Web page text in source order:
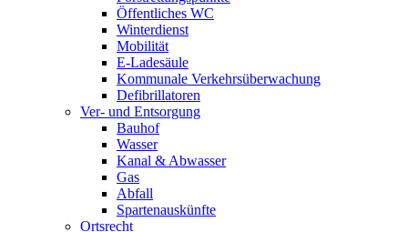
Öffentliches WC
Winterdienst
Mobilität
E-Ladesäule
Kommunale Verkehrsüberwachung
Defibrillatoren
Ver- und Entsorgung
Bauhof
Wasser
Kanal & Abwasser
Gas
Abfall
Spartenauskünfte
Ortsrecht